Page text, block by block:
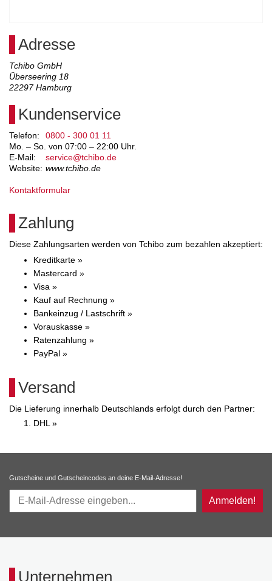
Adresse
Tchibo GmbH
Überseering 18
22297 Hamburg
Kundenservice
Telefon:
0800 - 300 01 11
Mo. – So. von 07:00 – 22:00 Uhr.
E-Mail:
service@tchibo.de
Website: www.tchibo.de
Kontaktformular
Zahlung
Diese Zahlungsarten werden von Tchibo zum bezahlen akzeptiert:
Kreditkarte »
Mastercard »
Visa »
Kauf auf Rechnung »
Bankeinzug / Lastschrift »
Vorauskasse »
Ratenzahlung »
PayPal »
Versand
Die Lieferung innerhalb Deutschlands erfolgt durch den Partner:
DHL »
Gutscheine und Gutscheincodes an deine E-Mail-Adresse!
Anmelden!
Unternehmen